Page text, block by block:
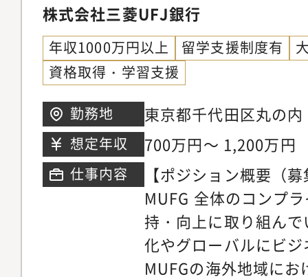
ポートします。
株式会社三菱UFJ銀行
年収1000万円以上 留学支援制度有
資格取得・学習支援
勤務地 東京都千代田区丸の内
想定年収 700万円～ 1,200万円
仕事内容
【ポジション概要（
MUFG 全体のコンプ
持・向上に取り組ん
化やグローバルにビ
MUFGの海外地域に